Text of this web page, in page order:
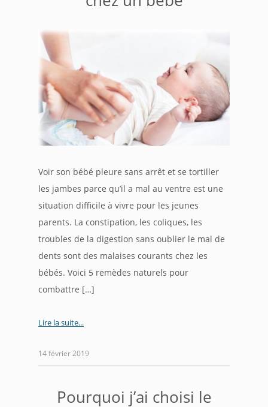
Voir son bébé pleure sans arrêt et se tortiller
les jambes parce qu’il a mal au ventre est une
situation difficile à vivre pour les jeunes
parents. La constipation, les coliques, les
troubles de la digestion sans oublier le mal de
dents sont des malaises courants chez les
bébés. Voici 5 remèdes naturels pour
combattre […]
Lire la suite
14 février 2019
Pourquoi j’ai choisi le